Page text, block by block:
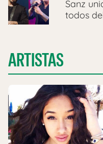
Sanz
todos
ARTISTAS